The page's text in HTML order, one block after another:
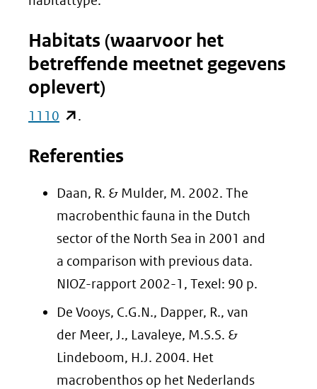
Habitats (waarvoor het
betreffende meetnet gegevens
oplevert)
1110 (opent
nieuw
andere
website)
.
Referenties
Daan, R. & Mulder, M. 2002. The
macrobenthic fauna in the Dutch
sector of the North Sea in 2001 and
a comparison with previous data.
NIOZ-rapport 2002-1, Texel: 90 p.
De Vooys, C.G.N., Dapper, R., van
der Meer, J., Lavaleye, M.S.S. &
Lindeboom, H.J. 2004. Het
macrobenthos op het Nederlands